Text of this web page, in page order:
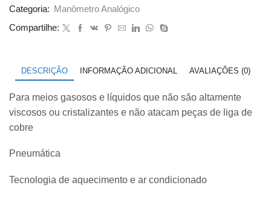
Categoria:
Manômetro Analógico
Compartilhe:
DESCRIÇÃO INFORMAÇÃO ADICIONAL AVALIAÇÕES (0)
Para meios gasosos e líquidos que não são altamente
viscosos ou cristalizantes e não atacam peças de liga de
cobre
Pneumática
Tecnologia de aquecimento e ar condicionado